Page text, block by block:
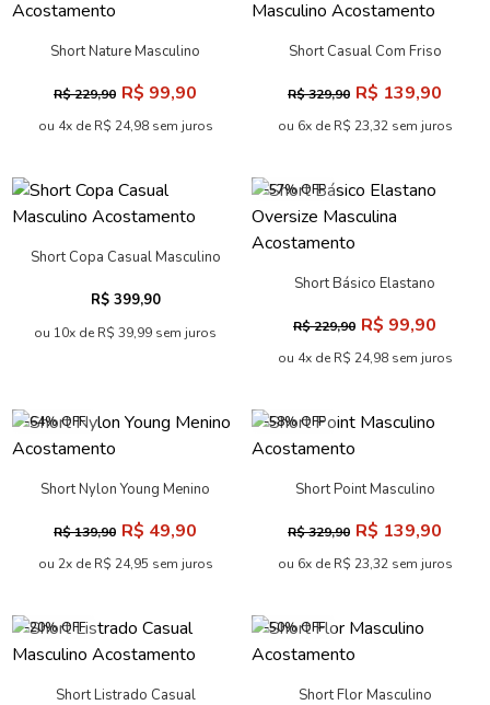
Short Esportivo Recorte
Masculino Acostamento
ou 7x de R$ 22,84 sem juros
Short Esportivo Triunfo
Masculino Acostamento
R$ 349,90
-57% OFF
Short Nature Masculino
ou 4x de R$ 24,98 sem juros
-58% OFF
Short Casual Com Friso
ou 6x de R$ 23,32 sem juros